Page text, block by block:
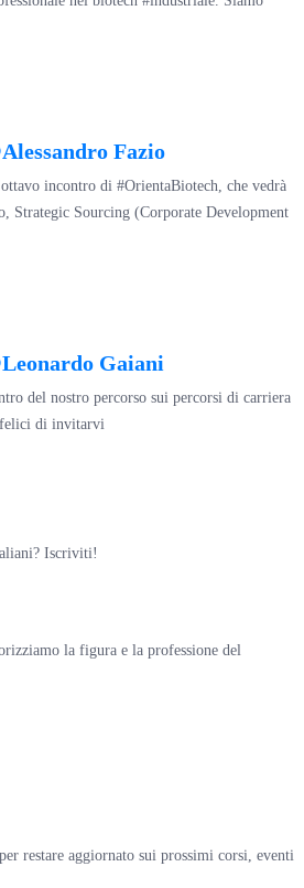
Fazio
incontro di #OrientaBiotech, che vedrà
Strategic Sourcing (Corporate Development
Gaiani
del nostro percorso sui percorsi di carriera
felici di invitarvi
Iscriviti!
la figura e la professione del
restare aggiornato sui prossimi corsi, eventi